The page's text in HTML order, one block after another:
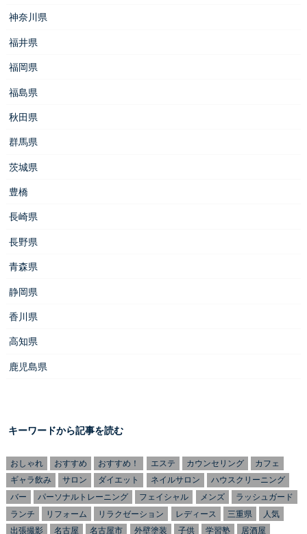
神奈川県
福井県
福岡県
福島県
秋田県
群馬県
茨城県
豊橋
長崎県
長野県
青森県
静岡県
香川県
高知県
鹿児島県
キーワードから記事を読む
おしゃれ おすすめ おすすめ！ エステ カウンセリング
カフェ
ギャラ飲み
サロン ダイエット ネイルサロン
ハウスクリーニング
バー
パーソナルトレーニング フェイシャル メンズ
ラッシュガード
ランチ
リフォーム リラクゼーション レディース 三重県
人気
出張撮影
名古屋 名古屋市 外壁塗装 子供 学習塾 居酒屋